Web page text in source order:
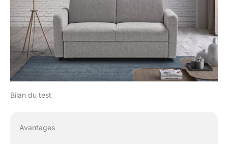
Bilan du test
Avantages